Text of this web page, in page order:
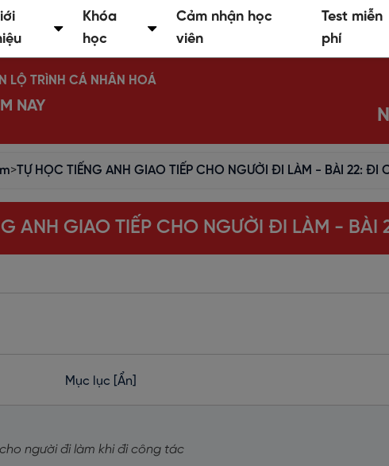
Khóa
học
Cảm nhận học
viên
Test miễn
phí
LỘ TRÌNH CÁ NHÂN HOÁ
NAY
>TỰ HỌC TIẾNG ANH GIAO TIẾP CHO NGƯỜI ĐI LÀM - BÀI 22: ĐI
ANH GIAO TIẾP CHO NGƯỜI ĐI LÀM - BÀI
Mục lục [Ẩn]
người đi làm khi đi công tác